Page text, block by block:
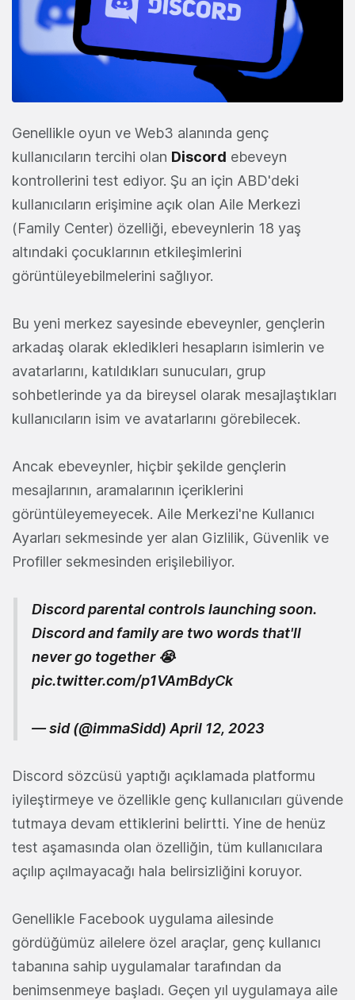
Genellikle oyun ve Web3 alanında genç
kullanıcıların tercihi olan Discord ebeveyn
kontrollerini test ediyor. Şu an için ABD'deki
kullanıcıların erişimine açık olan Aile Merkezi
(Family Center) özelliği, ebeveynlerin 18 yaş
altındaki çocuklarının etkileşimlerini
görüntüleyebilmelerini sağlıyor.
Bu yeni merkez sayesinde ebeveynler, gençlerin
arkadaş olarak ekledikleri hesapların isimlerin ve
avatarlarını, katıldıkları sunucuları, grup
sohbetlerinde ya da bireysel olarak mesajlaştıkları
kullanıcıların isim ve avatarlarını görebilecek.
Ancak ebeveynler, hiçbir şekilde gençlerin
mesajlarının, aramalarının içeriklerini
görüntüleyemeyecek. Aile Merkezi'ne Kullanıcı
Ayarları sekmesinde yer alan Gizlilik, Güvenlik ve
Profiller sekmesinden erişilebiliyor.
Discord parental controls launching soon.
Discord and family are two words that'll
never go together 😭
pic.twitter.com/p1VAmBdyCk
— sid (@immaSidd) April 12, 2023
Discord sözcüsü yaptığı açıklamada platformu
iyileştirmeye ve özellikle genç kullanıcıları güvende
tutmaya devam ettiklerini belirtti. Yine de henüz
test aşamasında olan özelliğin, tüm kullanıcılara
açılıp açılmayacağı hala belirsizliğini koruyor.
Genellikle Facebook uygulama ailesinde
gördüğümüz ailelere özel araçlar, genç kullanıcı
tabanına sahip uygulamalar tarafından da
benimsenmeye başladı. Geçen yıl uygulamaya aile